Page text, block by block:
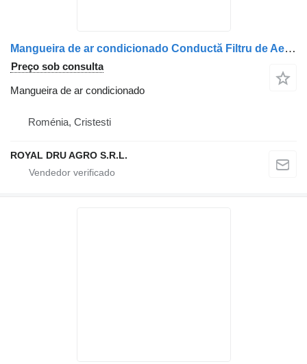
Mangueira de ar condicionado Conductă Filtru de Aer para camião Renault 9630161
Preço sob consulta
Mangueira de ar condicionado
Roménia, Cristesti
ROYAL DRU AGRO S.R.L.